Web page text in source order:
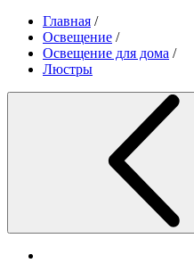
Главная /
Освещение /
Освещение для дома /
Люстры